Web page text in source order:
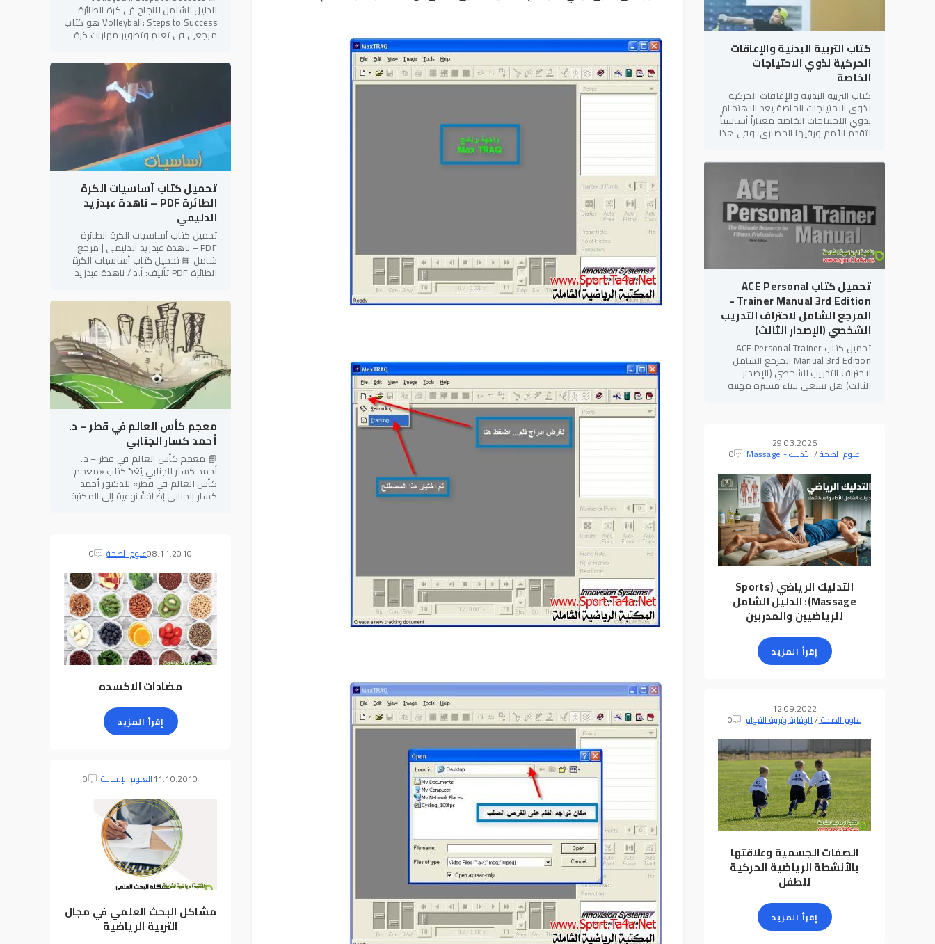
كتاب التربية البدنية والإعاقات
الحركية لذوي الاحتياجات
الخاصة
كتاب التربية البدنية والإعاقات الحركية
لذوي الاحتياجات الخاصة يعد الاهتمام
بذوي الاحتياجات الخاصة معياراً أساسياً
لتقدم الأمم ورقيها الحضاري. وفي هذا
والإعاقات
تحميل كتاب ACE Personal
Trainer Manual 3rd Edition -
المرجع الشامل لاحتراف التدريب
الشخصي (الإصدار الثالث)
تحميل كتاب ACE Personal Trainer
Manual 3rd Edition المرجع الشامل
لاحتراف التدريب الشخصي (الإصدار
الثالث) هل تسعى لبناء مسيرة مهنية
29.03.2026
علوم الصحة/التدليك - Massage 0
التدليك الرياضي (Sports
Massage): الدليل الشامل
للرياضيين والمدربين
إقرأ المزيد
12.09.2022
علوم الصحة/الوقاية وتربية القوام 0
الصفات الجسمية وعلاقتها
بالأنشطة الرياضية الحركية
للطفل
إقرأ المزيد
الدليل الشامل للنجاح في كرة الطائرة
Volleyball: Steps to Success هو كتاب
مرجعي في تعلم وتطوير مهارات كرة
Success المعروفة بأسلوبها
تحميل كتاب أساسيات الكرة
الطائرة PDF – ناهدة عبدزيد
الدليمي
تحميل كتاب أساسيات الكرة الطائرة
PDF – ناهدة عبدزيد الدليمي | مرجع
شامل 📘 تحميل كتاب أساسيات الكرة
الطائرة PDF تأليف: أ.د / ناهدة عبدزيد
العراق في إطار دعم
معجم كأس العالم في قطر – د.
أحمد كسار الجنابي
📘 معجم كأس العالم في قطر – د.
أحمد كسار الجنابي يُعَدّ كتاب «معجم
كأس العالم في قطر» للدكتور أحمد
كسار الجنابي إضافةً نوعية إلى المكتبة
08.11.2010علوم الصحة 0
مضادات الاكسده
إقرأ المزيد
11.10.2010العلوم الإنسانية 0
مشاكل البحث العلمي في مجال
التربية الرياضية